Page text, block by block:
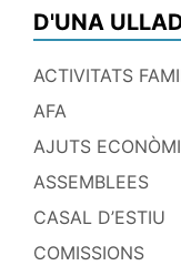
D'UNA
ACTIVITATS
AFA
AJUTS
ASSEMBLEES
CASAL D’ESTIU
COMISSIONS